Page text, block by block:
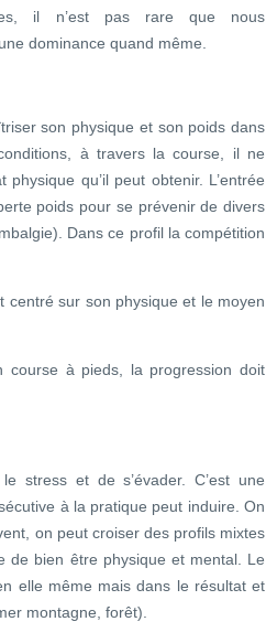
il n’est pas rare que nous
dominance quand même.
son physique et son poids dans
à travers la course, il ne
qu’il peut obtenir. L’entrée
poids pour se prévenir de divers
Dans ce profil la compétition
centré sur son physique et le moyen
course à pieds, la progression doit
stress et de s’évader. C’est une
à la pratique peut induire. On
on peut croiser des profils mixtes
de bien être physique et mental. Le
elle même mais dans le résultat et
montagne, forêt).